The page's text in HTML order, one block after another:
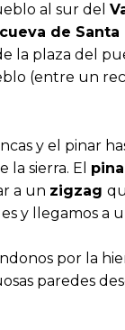
al sur del
cueva de Santa
la plaza del
(entre un
y el pinar
la sierra. El
a un zigzag
y llegamos
por la
paredes